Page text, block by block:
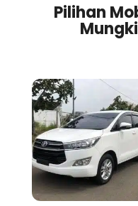
Pilihan